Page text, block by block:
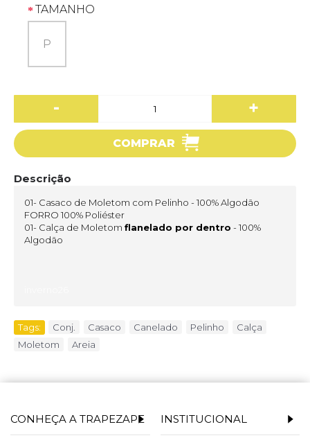
TAMANHO
P
- +
COMPRAR
Descrição
01- Casaco de Moletom com Pelinho - 100% Algodão
FORRO 100% Poliéster
01- Calça de Moletom flanelado por dentro - 100%
Algodão
Tags: Conj. Casaco Canelado Pelinho Calça
Moletom
Areia
CONHEÇA A TRAPEZAPE INSTITUCIONAL